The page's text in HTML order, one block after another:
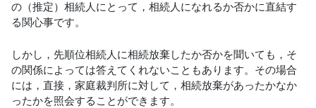
の（推定）相続人にとって，相続人になれるか否かに直結す
る関心事です。
しかし，先順位相続人に相続放棄したか否かを聞いても，そ
の関係によっては答えてくれないこともあります。その場合
には，直接，家庭裁判所に対して，相続放棄があったかなか
ったかを照会することができます。